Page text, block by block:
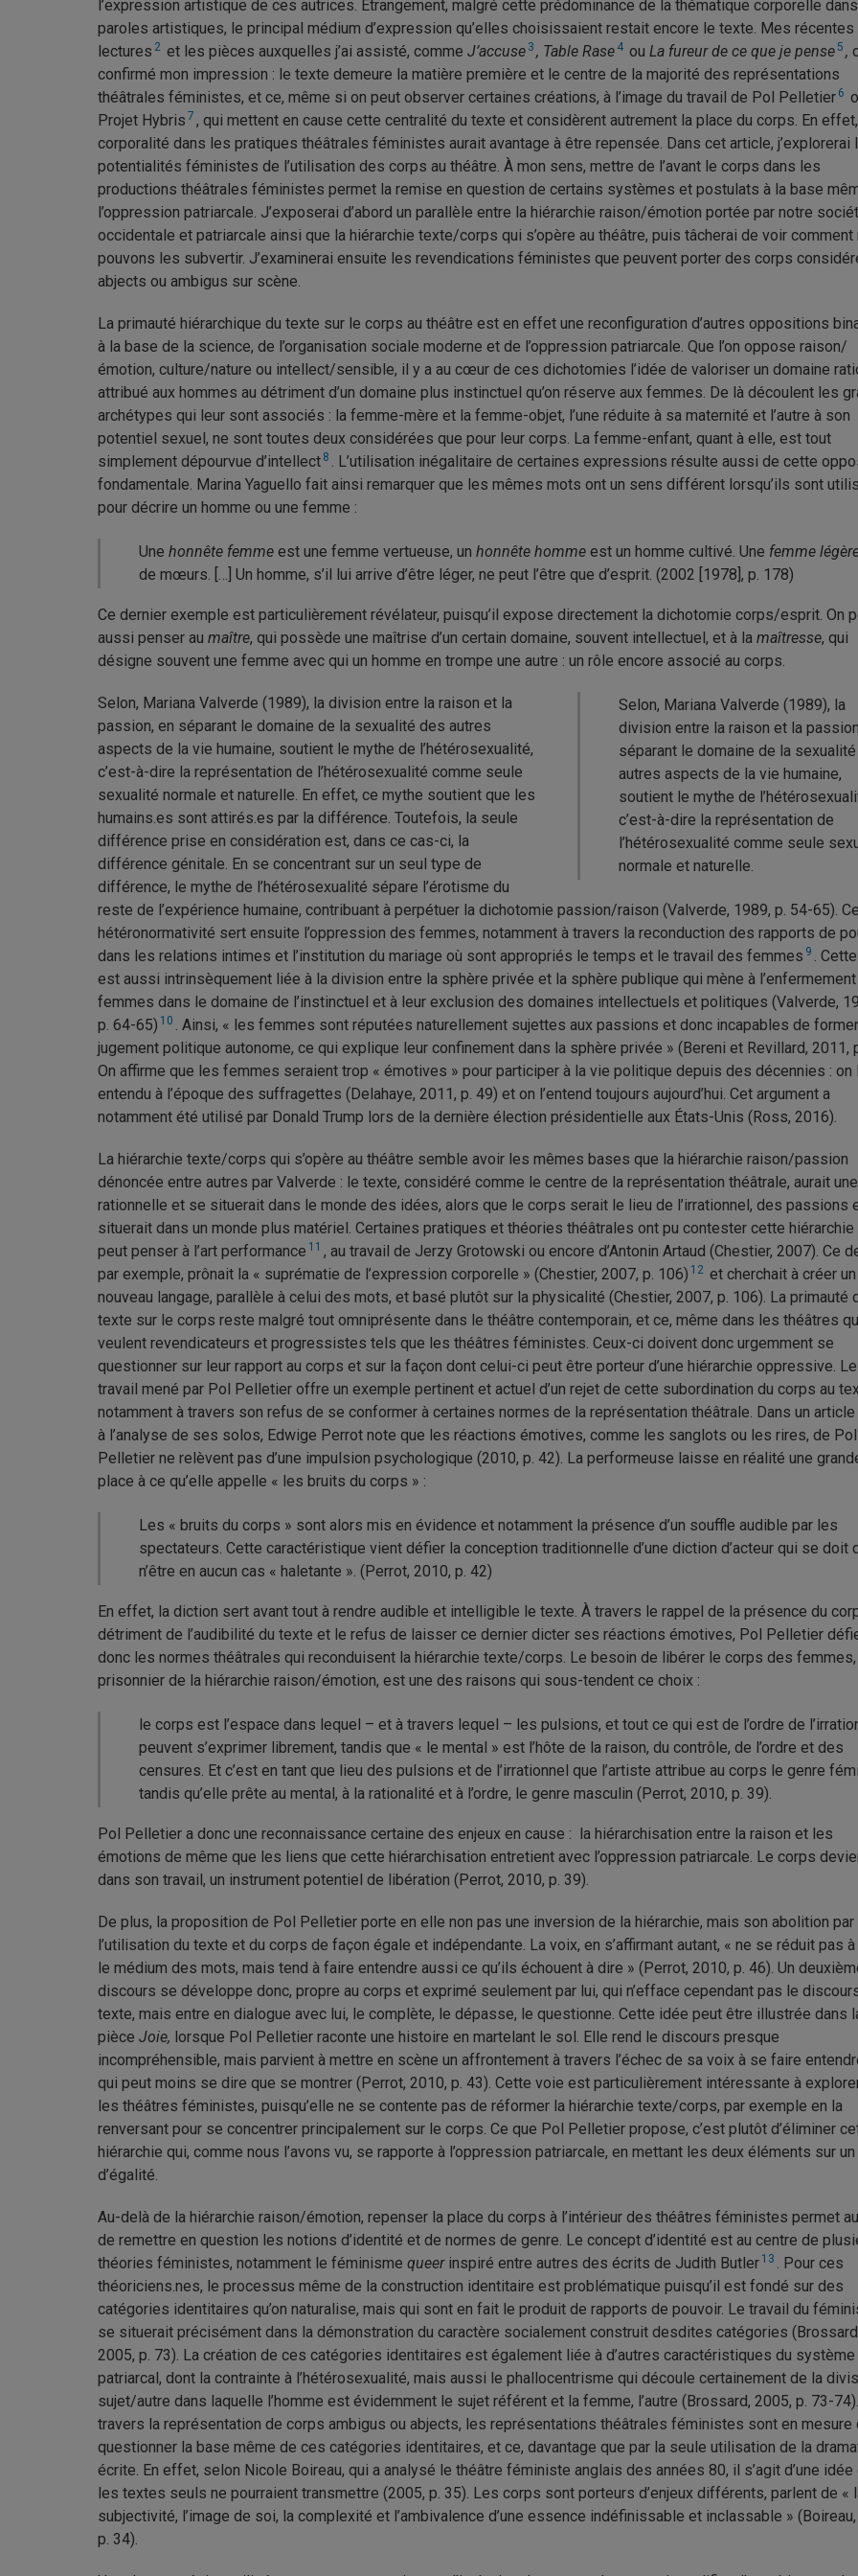
l’expression artistique de ces autrices. Étrangement, malgré cette prédominance de la thématique corporelle
paroles artistiques, le principal médium d’expression qu’elles choisissaient restait encore le texte. Mes récentes
lectures 2 et les pièces auxquelles j’ai assisté, comme J’accuse 3 , Table Rase 4 ou La fureur de ce que je pense 5 ,
confirmé mon impression : le texte demeure la matière première et le centre de la majorité des représentations
théâtrales féministes, et ce, même si on peut observer certaines créations, à l’image du travail de Pol Pelletier 6
Projet Hybris 7 , qui mettent en cause cette centralité du texte et considèrent autrement la place du corps. En
corporalité dans les pratiques théâtrales féministes aurait avantage à être repensée. Dans cet article, j’explorerai
potentialités féministes de l’utilisation des corps au théâtre. À mon sens, mettre de l’avant le corps dans les
productions théâtrales féministes permet la remise en question de certains systèmes et postulats à la base
l’oppression patriarcale. J’exposerai d’abord un parallèle entre la hiérarchie raison/émotion portée par notre
occidentale et patriarcale ainsi que la hiérarchie texte/corps qui s’opère au théâtre, puis tâcherai de voir comment
pouvons les subvertir. J’examinerai ensuite les revendications féministes que peuvent porter des corps
abjects ou ambigus sur scène.
La primauté hiérarchique du texte sur le corps au théâtre est en effet une reconfiguration d’autres oppositions
à la base de la science, de l’organisation sociale moderne et de l’oppression patriarcale. Que l’on oppose raison/
émotion, culture/nature ou intellect/sensible, il y a au cœur de ces dichotomies l’idée de valoriser un domaine
attribué aux hommes au détriment d’un domaine plus instinctuel qu’on réserve aux femmes. De là découlent les
archétypes qui leur sont associés : la femme-mère et la femme-objet, l’une réduite à sa maternité et l’autre à son
potentiel sexuel, ne sont toutes deux considérées que pour leur corps. La femme-enfant, quant à elle, est tout
simplement dépourvue d’intellect 8 . L’utilisation inégalitaire de certaines expressions résulte aussi de cette
fondamentale. Marina Yaguello fait ainsi remarquer que les mêmes mots ont un sens différent lorsqu’ils sont
pour décrire un homme ou une femme :
Une honnête femme est une femme vertueuse, un honnête homme est un homme cultivé. Une femme
de mœurs. […] Un homme, s’il lui arrive d’être léger, ne peut l’être que d’esprit. (2002 [1978], p. 178)
Ce dernier exemple est particulièrement révélateur, puisqu’il expose directement la dichotomie corps/esprit. On
aussi penser au maître, qui possède une maîtrise d’un certain domaine, souvent intellectuel, et à la maîtresse, qui
désigne souvent une femme avec qui un homme en trompe une autre : un rôle encore associé au corps.
Selon, Mariana Valverde (1989), la
division entre la raison et la
séparant le domaine de la
autres aspects de la vie humaine,
soutient le mythe de
c’est-à-dire la représentation de
l’hétérosexualité comme seule
normale et naturelle.
Selon, Mariana Valverde (1989), la division entre la raison et la
passion, en séparant le domaine de la sexualité des autres
aspects de la vie humaine, soutient le mythe de l’hétérosexualité,
c’est-à-dire la représentation de l’hétérosexualité comme seule
sexualité normale et naturelle. En effet, ce mythe soutient que les
humains.es sont attirés.es par la différence. Toutefois, la seule
différence prise en considération est, dans ce cas-ci, la
différence génitale. En se concentrant sur un seul type de
différence, le mythe de l’hétérosexualité sépare l’érotisme du
reste de l’expérience humaine, contribuant à perpétuer la dichotomie passion/raison (Valverde, 1989, p. 54-65).
hétéronormativité sert ensuite l’oppression des femmes, notamment à travers la reconduction des rapports de
dans les relations intimes et l’institution du mariage où sont appropriés le temps et le travail des femmes 9 .
est aussi intrinsèquement liée à la division entre la sphère privée et la sphère publique qui mène à
femmes dans le domaine de l’instinctuel et à leur exclusion des domaines intellectuels et politiques (Valverde,
p. 64-65) 10 . Ainsi, « les femmes sont réputées naturellement sujettes aux passions et donc incapables de
jugement politique autonome, ce qui explique leur confinement dans la sphère privée » (Bereni et Revillard, 2011,
On affirme que les femmes seraient trop « émotives » pour participer à la vie politique depuis des décennies : on
entendu à l’époque des suffragettes (Delahaye, 2011, p. 49) et on l’entend toujours aujourd’hui. Cet argument a
notamment été utilisé par Donald Trump lors de la dernière élection présidentielle aux États-Unis (Ross, 2016).
La hiérarchie texte/corps qui s’opère au théâtre semble avoir les mêmes bases que la hiérarchie raison/passion
dénoncée entre autres par Valverde : le texte, considéré comme le centre de la représentation théâtrale, aurait
rationnelle et se situerait dans le monde des idées, alors que le corps serait le lieu de l’irrationnel, des passions
situerait dans un monde plus matériel. Certaines pratiques et théories théâtrales ont pu contester cette hiérarchie
peut penser à l’art performance 11 , au travail de Jerzy Grotowski ou encore d’Antonin Artaud (Chestier, 2007). Ce
par exemple, prônait la « suprématie de l’expression corporelle » (Chestier, 2007, p. 106) 12 et cherchait à créer un
nouveau langage, parallèle à celui des mots, et basé plutôt sur la physicalité (Chestier, 2007, p. 106). La primauté
texte sur le corps reste malgré tout omniprésente dans le théâtre contemporain, et ce, même dans les théâtres
veulent revendicateurs et progressistes tels que les théâtres féministes. Ceux-ci doivent donc urgemment se
questionner sur leur rapport au corps et sur la façon dont celui-ci peut être porteur d’une hiérarchie oppressive. Le
travail mené par Pol Pelletier offre un exemple pertinent et actuel d’un rejet de cette subordination du corps au
notamment à travers son refus de se conformer à certaines normes de la représentation théâtrale. Dans un
à l’analyse de ses solos, Edwige Perrot note que les réactions émotives, comme les sanglots ou les rires, de Pol
Pelletier ne relèvent pas d’une impulsion psychologique (2010, p. 42). La performeuse laisse en réalité une
place à ce qu’elle appelle « les bruits du corps » :
Les « bruits du corps » sont alors mis en évidence et notamment la présence d’un souffle audible par les
spectateurs. Cette caractéristique vient défier la conception traditionnelle d’une diction d’acteur qui se doit
n’être en aucun cas « haletante ». (Perrot, 2010, p. 42)
En effet, la diction sert avant tout à rendre audible et intelligible le texte. À travers le rappel de la présence du
détriment de l’audibilité du texte et le refus de laisser ce dernier dicter ses réactions émotives, Pol Pelletier
donc les normes théâtrales qui reconduisent la hiérarchie texte/corps. Le besoin de libérer le corps des femmes,
prisonnier de la hiérarchie raison/émotion, est une des raisons qui sous-tendent ce choix :
le corps est l’espace dans lequel – et à travers lequel – les pulsions, et tout ce qui est de l’ordre de
peuvent s’exprimer librement, tandis que « le mental » est l’hôte de la raison, du contrôle, de l’ordre et des
censures. Et c’est en tant que lieu des pulsions et de l’irrationnel que l’artiste attribue au corps le genre
tandis qu’elle prête au mental, à la rationalité et à l’ordre, le genre masculin (Perrot, 2010, p. 39).
Pol Pelletier a donc une reconnaissance certaine des enjeux en cause : la hiérarchisation entre la raison et les
émotions de même que les liens que cette hiérarchisation entretient avec l’oppression patriarcale. Le corps
dans son travail, un instrument potentiel de libération (Perrot, 2010, p. 39).
De plus, la proposition de Pol Pelletier porte en elle non pas une inversion de la hiérarchie, mais son abolition par
l’utilisation du texte et du corps de façon égale et indépendante. La voix, en s’affirmant autant, « ne se réduit pas
le médium des mots, mais tend à faire entendre aussi ce qu’ils échouent à dire » (Perrot, 2010, p. 46). Un
discours se développe donc, propre au corps et exprimé seulement par lui, qui n’efface cependant pas le
texte, mais entre en dialogue avec lui, le complète, le dépasse, le questionne. Cette idée peut être illustrée dans
pièce Joie, lorsque Pol Pelletier raconte une histoire en martelant le sol. Elle rend le discours presque
incompréhensible, mais parvient à mettre en scène un affrontement à travers l’échec de sa voix à se faire
qui peut moins se dire que se montrer (Perrot, 2010, p. 43). Cette voie est particulièrement intéressante à
les théâtres féministes, puisqu’elle ne se contente pas de réformer la hiérarchie texte/corps, par exemple en la
renversant pour se concentrer principalement sur le corps. Ce que Pol Pelletier propose, c’est plutôt d’éliminer
hiérarchie qui, comme nous l’avons vu, se rapporte à l’oppression patriarcale, en mettant les deux éléments sur
d’égalité.
Au-delà de la hiérarchie raison/émotion, repenser la place du corps à l’intérieur des théâtres féministes permet
de remettre en question les notions d’identité et de normes de genre. Le concept d’identité est au centre de
théories féministes, notamment le féminisme queer inspiré entre autres des écrits de Judith Butler 13 . Pour ces
théoriciens.nes, le processus même de la construction identitaire est problématique puisqu’il est fondé sur des
catégories identitaires qu’on naturalise, mais qui sont en fait le produit de rapports de pouvoir. Le travail du
se situerait précisément dans la démonstration du caractère socialement construit desdites catégories
2005, p. 73). La création de ces catégories identitaires est également liée à d’autres caractéristiques du système
patriarcal, dont la contrainte à l’hétérosexualité, mais aussi le phallocentrisme qui découle certainement de la
sujet/autre dans laquelle l’homme est évidemment le sujet référent et la femme, l’autre (Brossard, 2005, p. 73-
travers la représentation de corps ambigus ou abjects, les représentations théâtrales féministes sont en mesure
questionner la base même de ces catégories identitaires, et ce, davantage que par la seule utilisation de la
écrite. En effet, selon Nicole Boireau, qui a analysé le théâtre féministe anglais des années 80, il s’agit d’une idée
les textes seuls ne pourraient transmettre (2005, p. 35). Les corps sont porteurs d’enjeux différents, parlent de «
subjectivité, l’image de soi, la complexité et l’ambivalence d’une essence indéfinissable et inclassable »
p. 34).